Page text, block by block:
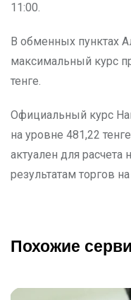
11:00.
В обменных пунктах
максимальный курс
тенге.
Официальный курс
на уровне 481,22
актуален для
результатам торгов на
Похожие